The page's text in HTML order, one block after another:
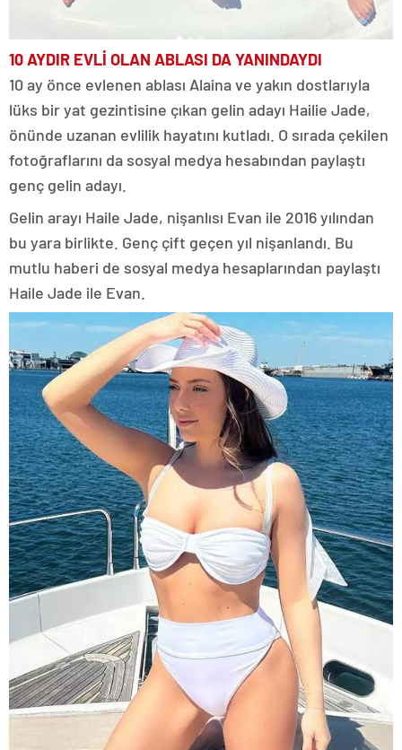
10 AYDIR EVLİ OLAN ABLASI DA YANINDAYDI
10 ay önce evlenen ablası Alaina ve yakın dostlarıyla
lüks bir yat gezintisine çıkan gelin adayı Hailie Jade,
önünde uzanan evlilik hayatını kutladı. O sırada çekilen
fotoğraflarını da sosyal medya hesabından paylaştı
genç gelin adayı.
Gelin arayı Haile Jade, nişanlısı Evan ile 2016 yılından
bu yara birlikte. Genç çift geçen yıl nişanlandı. Bu
mutlu haberi de sosyal medya hesaplarından paylaştı
Haile Jade ile Evan.